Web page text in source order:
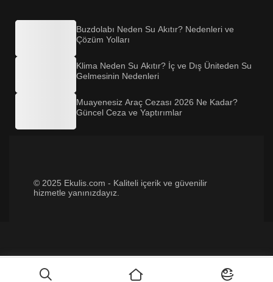
Buzdolabı Neden Su Akıtır? Nedenleri ve
Çözüm Yolları
Klima Neden Su Akıtır? İç ve Dış Üniteden Su
Gelmesinin Nedenleri
Muayenesiz Araç Cezası 2026 Ne Kadar?
Güncel Ceza ve Yaptırımlar
© 2025 Ekulis.com - Kaliteli içerik ve güvenilir
hizmetle yanınızdayız.